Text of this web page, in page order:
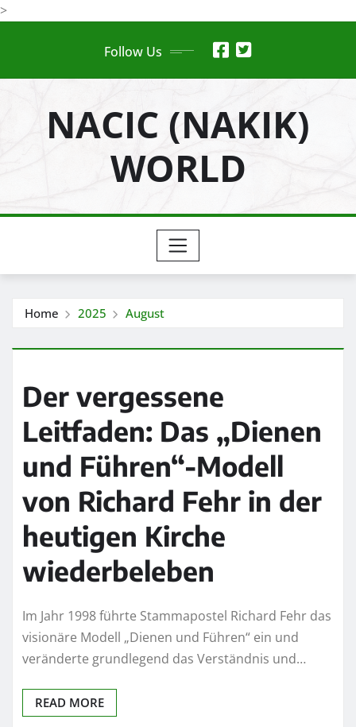
>Skip
Follow Us
NACIC (NAKIK)
WORLD
Home 2025 August
Der vergessene
Leitfaden: Das „Dienen
und Führen“-Modell
von Richard Fehr in der
heutigen Kirche
wiederbeleben
Im Jahr 1998 führte Stammapostel Richard Fehr das
visionäre Modell „Dienen und Führen“ ein und
veränderte grundlegend das Verständnis und…
READ MORE